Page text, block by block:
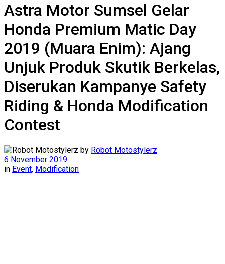
Astra Motor Sumsel Gelar
Honda Premium Matic Day
2019 (Muara Enim): Ajang
Unjuk Produk Skutik Berkelas,
Diserukan Kampanye Safety
Riding & Honda Modification
Contest
by Robot Motostylerz
6 November 2019
in Event, Modification